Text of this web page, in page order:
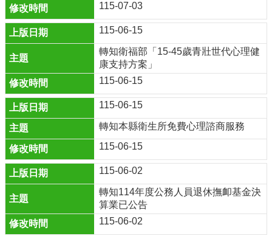
雲
林
縣
教
育
網
雲
林
縣
資
訊
入
口
網
網
115-07-03
115-06-15
轉知衛福部「15-45歲青壯世代心理健
康支持方案」
115-06-15
115-06-15
轉知本縣衛生所免費心理諮商服務
115-06-15
115-06-02
轉知114年度公務人員退休撫卹基金決
算業已公告
115-06-02